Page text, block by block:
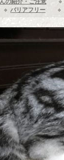
の紹介・ご注意
バリアフリー